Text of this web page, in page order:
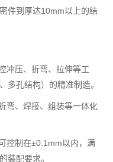
件到厚达10mm以上的结
冲压、折弯、拉伸等工
多孔结构）的精准制造。
弯、焊接、组装等一体化
控制在±0.1mm以内，满
装配要求。